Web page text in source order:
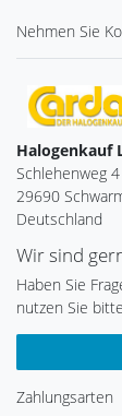
Nehmen Sie
Halogenkauf
Schlehenweg 4
29690
Deutschland
Wir sind
Haben Sie
nutzen Sie
Zahlungsarten